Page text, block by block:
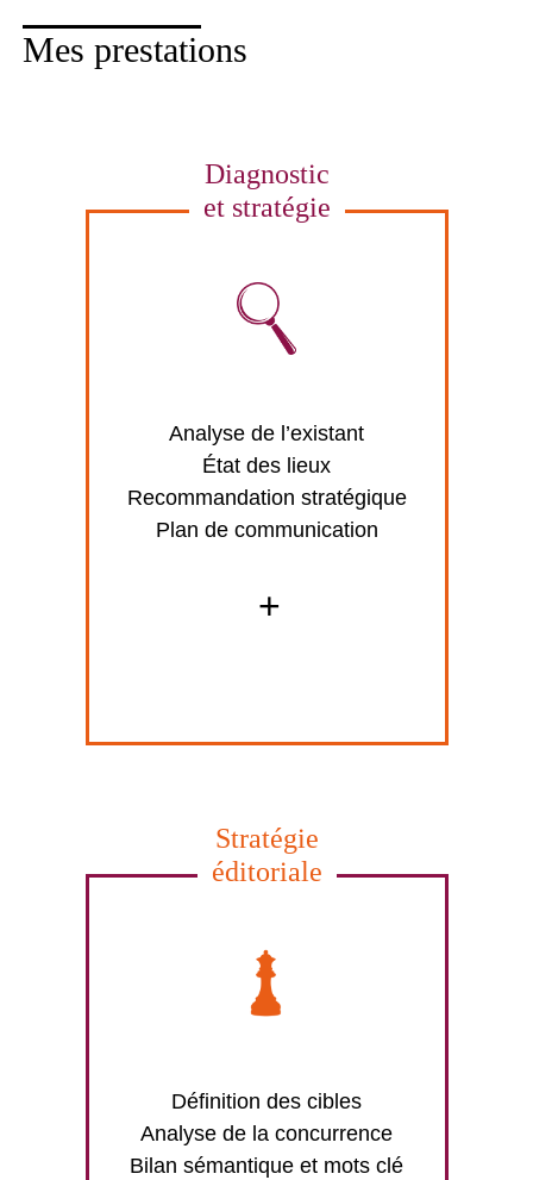
Mes prestations
Diagnostic
et stratégie
Analyse de l’existant
État des lieux
Recommandation stratégique
Plan de communication
+
Stratégie
éditoriale
Définition des cibles
Analyse de la concurrence
Bilan sémantique et mots clé